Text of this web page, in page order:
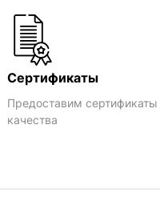
Сертификаты
Предоставим сертификаты
качества